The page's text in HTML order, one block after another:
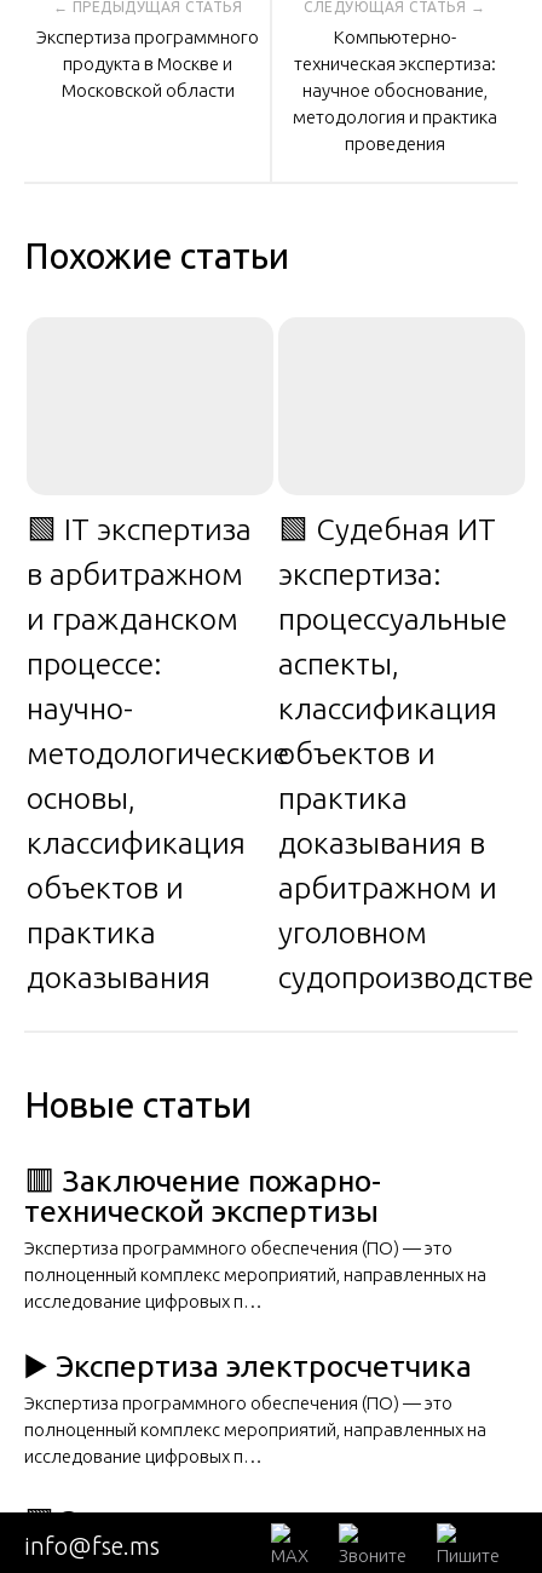
по
Экспертиза программного
продукта в Москве и
Московской области
Компьютерно-
техническая экспертиза:
научное обоснование,
методология и практика
проведения
Похожие статьи
🟩 IT экспертиза
в арбитражном
и гражданском
процессе:
научно-
методологические
основы,
классификация
объектов и
практика
доказывания
🟩 Судебная ИТ
экспертиза:
процессуальные
аспекты,
классификация
объектов и
практика
доказывания в
арбитражном и
уголовном
судопроизводстве
Новые статьи
🟥 Заключение пожарно-
технической экспертизы
Экспертиза программного обеспечения (ПО) — это
полноценный комплекс мероприятий, направленных на
исследование цифровых п…
▶️ Экспертиза электросчетчика
Экспертиза программного обеспечения (ПО) — это
полноценный комплекс мероприятий, направленных на
исследование цифровых п…
🟩 Экспертиза водяного счетчика
Экспертиза программного обеспечения (ПО) — это
info@fse.ms